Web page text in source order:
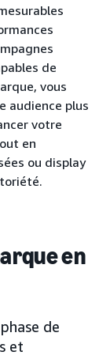
de
vous
audience plus
votre
en
ou display
en
de
et